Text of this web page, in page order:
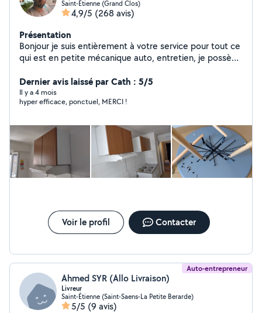
Saint-Étienne (Grand Clos)
4,9/5 (268 avis)
Présentation
Bonjour je suis entièrement à votre service pour tout ce
qui est en petite mécanique auto, entretien, je possède
intérieur de votre habitation, je propose mes services
en déménagement .
Dernier avis laissé par Cath : 5/5
Il y a 4 mois
hyper efficace, ponctuel, MERCI !
Voir le profil Contacter
Auto-entrepreneur
Ahmed SYR (Allo Livraison)
Livreur
Saint-Étienne (Saint-Saens-La Petite Berarde)
5/5 (9 avis)